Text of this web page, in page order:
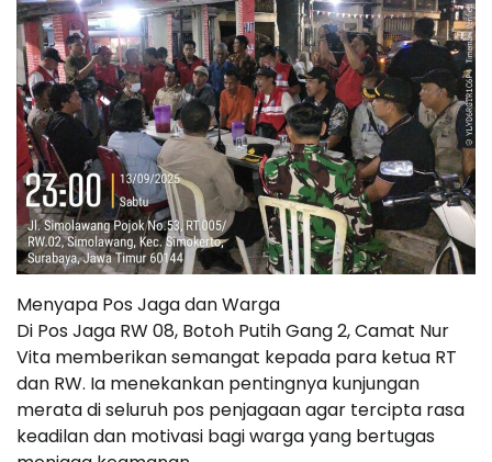
Menyapa Pos Jaga dan Warga
Di Pos Jaga RW 08, Botoh Putih Gang 2, Camat Nur
Vita memberikan semangat kepada para ketua RT
dan RW. Ia menekankan pentingnya kunjungan
merata di seluruh pos penjagaan agar tercipta rasa
keadilan dan motivasi bagi warga yang bertugas